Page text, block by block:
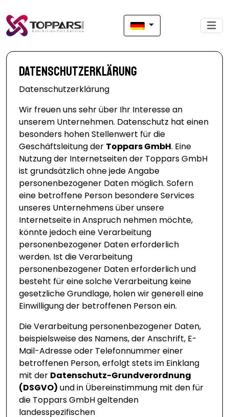
Datenschutzerklärung
Datenschutzerklärung
Wir freuen uns sehr über Ihr Interesse an
unserem Unternehmen. Datenschutz hat einen
besonders hohen Stellenwert für die
Geschäftsleitung der Toppars GmbH. Eine
Nutzung der Internetseiten der Toppars GmbH
ist grundsätzlich ohne jede Angabe
personenbezogener Daten möglich. Sofern
eine betroffene Person besondere Services
unseres Unternehmens über unsere
Internetseite in Anspruch nehmen möchte,
könnte jedoch eine Verarbeitung
personenbezogener Daten erforderlich
werden. Ist die Verarbeitung
personenbezogener Daten erforderlich und
besteht für eine solche Verarbeitung keine
gesetzliche Grundlage, holen wir generell eine
Einwilligung der betroffenen Person ein.
Die Verarbeitung personenbezogener Daten,
beispielsweise des Namens, der Anschrift, E-
Mail-Adresse oder Telefonnummer einer
betroffenen Person, erfolgt stets im Einklang
mit der Datenschutz-Grundverordnung
(DSGVO) und in Übereinstimmung mit den für
die Toppars GmbH geltenden
landesspezifischen